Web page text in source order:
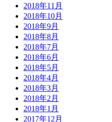
2018年11月
2018年10月
2018年9月
2018年8月
2018年7月
2018年6月
2018年5月
2018年4月
2018年3月
2018年2月
2018年1月
2017年12月